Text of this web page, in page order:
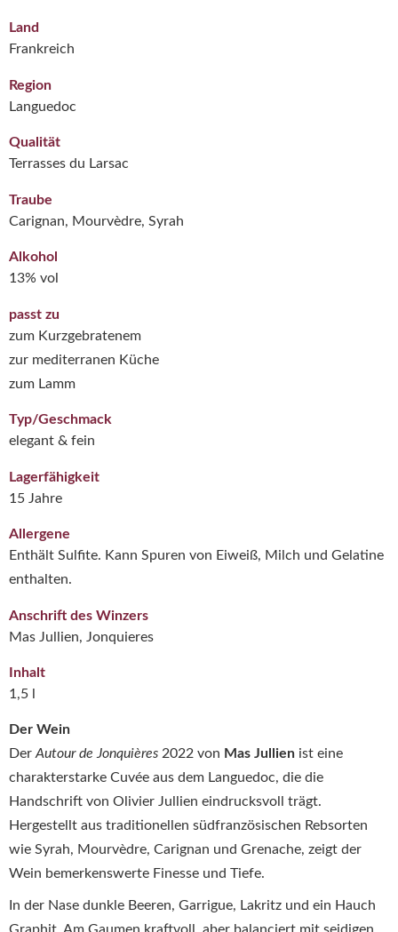
Der Wein
Der Autour de Jonquières 2022 von Mas Jullien ist eine
charakterstarke Cuvée aus dem Languedoc, die die
Handschrift von Olivier Jullien eindrucksvoll trägt.
Hergestellt aus traditionellen südfranzösischen Rebsorten
wie Syrah, Mourvèdre, Carignan und Grenache, zeigt der
Wein bemerkenswerte Finesse und Tiefe.
In der Nase dunkle Beeren, Garrigue, Lakritz und ein Hauch
Land
Frankreich
Region
Languedoc
Qualität
Terrasses du Larsac
Traube
Carignan, Mourvèdre, Syrah
Alkohol
13% vol
passt zu
zum Kurzgebratenem
zur mediterranen Küche
zum Lamm
Typ/Geschmack
elegant & fein
Lagerfähigkeit
15 Jahre
Allergene
Enthält Sulfite. Kann Spuren von Eiweiß, Milch und Gelatine
enthalten.
Anschrift des Winzers
Mas Jullien, Jonquieres
Inhalt
1,5 l